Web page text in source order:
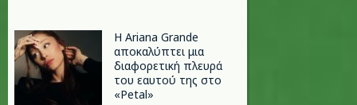
Η Ariana Grande
αποκαλύπτει μια
διαφορετική πλευρά
του εαυτού της στο
«Petal»